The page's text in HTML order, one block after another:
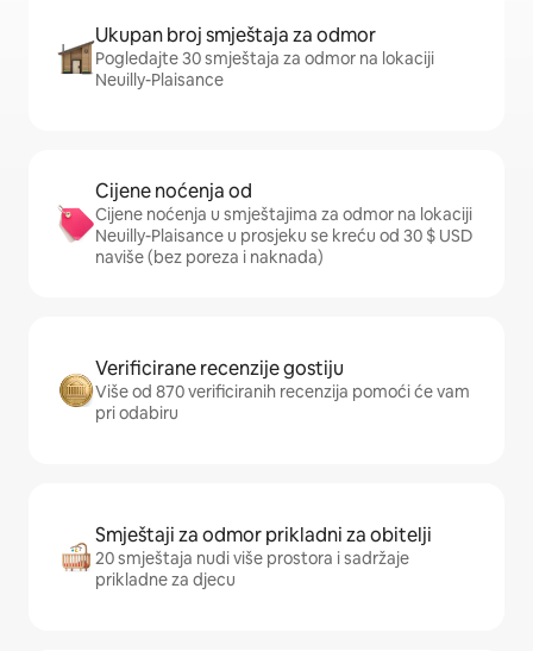
Ukupan broj smještaja za odmor
Pogledajte 30 smještaja za odmor na lokaciji
Neuilly-Plaisance
Cijene noćenja od
Cijene noćenja u smještajima za odmor na lokaciji
Neuilly-Plaisance u prosjeku se kreću od 30 $ USD
naviše (bez poreza i naknada)
Verificirane recenzije gostiju
Više od 870 verificiranih recenzija pomoći će vam
pri odabiru
Smještaji za odmor prikladni za obitelji
20 smještaja nudi više prostora i sadržaje
prikladne za djecu